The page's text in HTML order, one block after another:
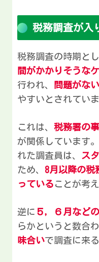
税務調査が入
税務調査の時期とし
間がかかりそうな
行われ、
問題がな
やすいとされていま
これは、 税務署の
が関係しています
れた調査員は、
ス
ため、 8月以降の税
っている ことが考
逆に ５，６月など
らかというと数合
味合いで調査に来